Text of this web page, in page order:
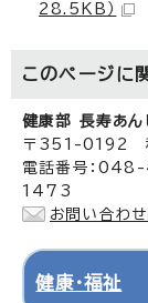
28.5KB）
このページに
健康部 長寿あん
〒351-0192
電話番号：
1473
お問い合わせ
健康・福祉